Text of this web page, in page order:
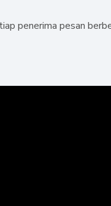
penerima pesan